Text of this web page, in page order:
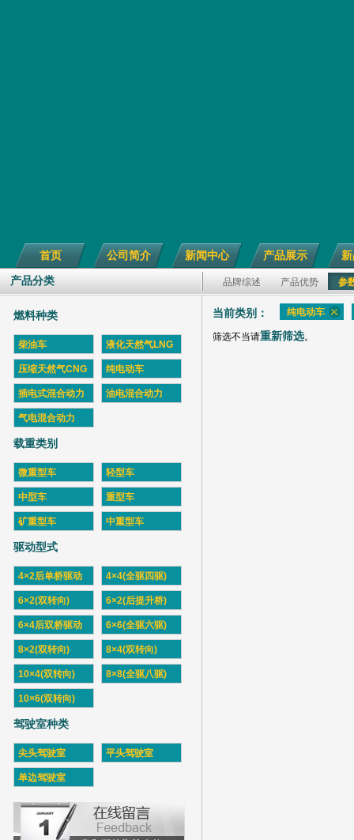
首页 公司简介 新闻中心 产品展示
产品分类 品牌综述 产品优势 参
燃料种类
柴油车 液化天然气LNG
压缩天然气CNG 纯电动车
插电式混合动力 油电混合动力
气电混合动力
载重类别
微重型车 轻型车
中型车 重型车
矿重型车 中重型车
驱动型式
4×2后单桥驱动 4×4(全驱四驱)
6×2(双转向) 6×2(后提升桥)
6×4后双桥驱动 6×6(全驱六驱)
8×2(双转向) 8×4(双转向)
10×4(双转向) 8×8(全驱八驱)
10×6(双转向)
驾驶室种类
尖头驾驶室 平头驾驶室
单边驾驶室
当前类别： 纯电动车
筛选不当请重新筛选。